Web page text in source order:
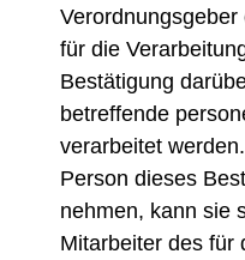
für die
Bestätigung
betreffende
verarbeitet
Person dieses
nehmen, kann sie
Mitarbeiter des für